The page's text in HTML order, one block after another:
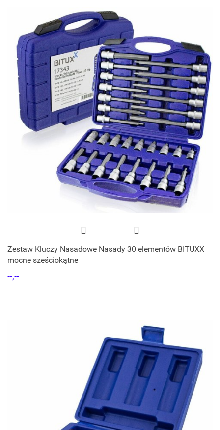
Zestaw Kluczy Nasadowe Nasady 30 elementów BITUXX
mocne sześciokątne
--,--